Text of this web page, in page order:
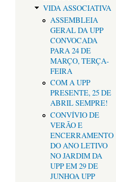
VIDA ASSOCIATIVA
ASSEMBLEIA
GERAL DA UPP
CONVOCADA
PARA 24 DE
MARÇO, TERÇA-
FEIRA
COM A UPP
PRESENTE, 25 DE
ABRIL SEMPRE!
CONVÍVIO DE
VERÃO E
ENCERRAMENTO
DO ANO LETIVO
NO JARDIM DA
UPP EM 29 DE
JUNHOA UPP